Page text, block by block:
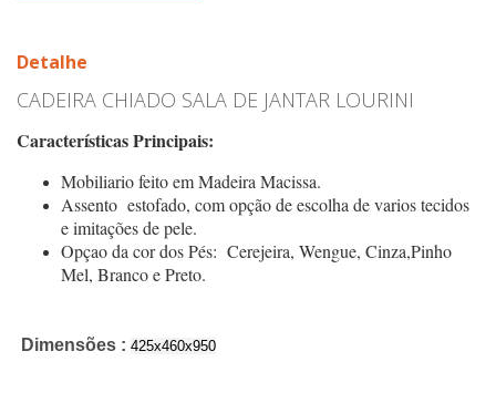
Detalhe
CADEIRA CHIADO SALA DE JANTAR LOURINI
Características Principais:
Mobiliario feito em Madeira Macissa.
Assento estofado, com opção de escolha de varios tecidos
e imitações de pele.
Opçao da cor dos Pés: Cerejeira, Wengue, Cinza,Pinho
Mel, Branco e Preto.
Dimensões : 425x460x950